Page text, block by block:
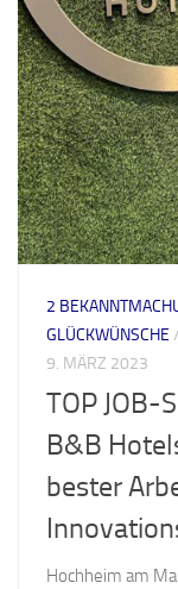
2
GLÜCKWÜNSCHE /
9. MÄRZ 2023
TOP JOB-
B&B
bester
Hochheim am